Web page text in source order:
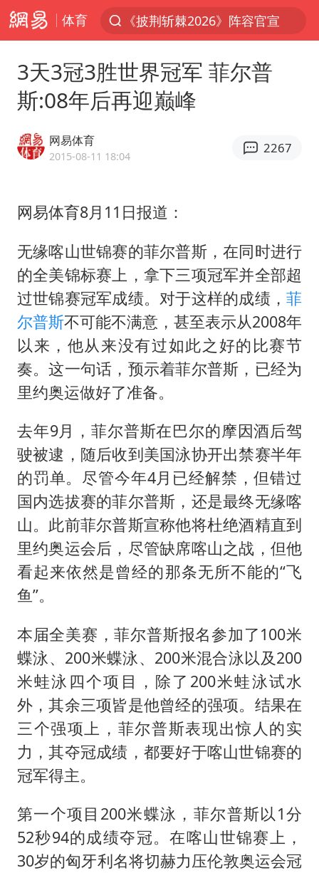
体育
世界第1特鲁姆普斯诺克中国赛一轮游
国足U17与阿森纳决赛取消 并列冠军
上门女婿出轨女邻居多年被判重婚罪
构建更高水平的全民健身公共服务体系
韩军前线部队连曝丑闻
云南一男子胃中取出180颗铁钉
曹颖儿子首次演长剧
以军士兵把枪口对准中国记者
奋力开创中国式现代化建设新局面
3天3冠3胜世界冠军 菲尔普
斯:08年后再迎巅峰
网易体育
2015-08-11 18:04
2267
网易体育8月11日报道：
无缘喀山世锦赛的菲尔普斯，在同时进行
的全美锦标赛上，拿下三项冠军并全部超
过世锦赛冠军成绩。对于这样的成绩，菲
尔普斯不可能不满意，甚至表示从2008年
以来，他从来没有过如此之好的比赛节
奏。这一句话，预示着菲尔普斯，已经为
里约奥运做好了准备。
去年9月，菲尔普斯在巴尔的摩因酒后驾
驶被逮，随后收到美国泳协开出禁赛半年
的罚单。尽管今年4月已经解禁，但错过
国内选拔赛的菲尔普斯，还是最终无缘喀
山。此前菲尔普斯宣称他将杜绝酒精直到
里约奥运会后，尽管缺席喀山之战，但他
看起来依然是曾经的那条无所不能的“飞
鱼”。
本届全美赛，菲尔普斯报名参加了100米
蝶泳、200米蝶泳、200米混合泳以及200
米蛙泳四个项目，除了200米蛙泳试水
外，其余三项皆是他曾经的强项。结果在
三个强项上，菲尔普斯表现出惊人的实
力，其夺冠成绩，都要好于喀山世锦赛的
冠军得主。
第一个项目200米蝶泳，菲尔普斯以1分
52秒94的成绩夺冠。在喀山世锦赛上，
30岁的匈牙利名将切赫力压伦敦奥运会冠